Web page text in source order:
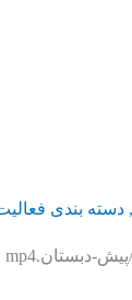
, دسته بندی